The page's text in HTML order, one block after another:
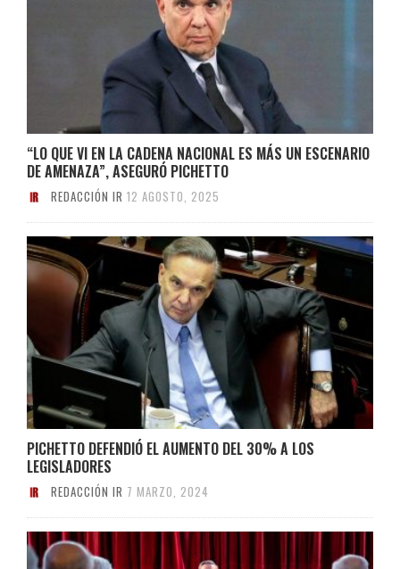
“LO QUE VI EN LA CADENA NACIONAL ES MÁS UN ESCENARIO
DE AMENAZA”, ASEGURÓ PICHETTO
REDACCIÓN IR 12 AGOSTO, 2025
PICHETTO DEFENDIÓ EL AUMENTO DEL 30% A LOS
LEGISLADORES
REDACCIÓN IR 7 MARZO, 2024